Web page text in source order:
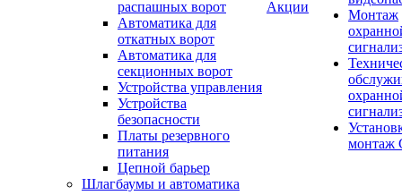
распашных ворот
Автоматика для
откатных ворот
Автоматика для
секционных ворот
Устройства управления
Устройства
безопасности
Платы резервного
питания
Цепной барьер
Шлагбаумы и автоматика
Акции
Монтаж
монтаж